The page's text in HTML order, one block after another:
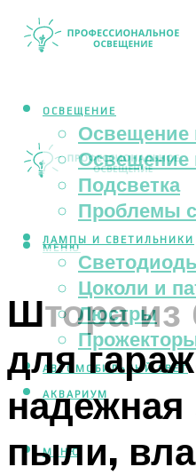
ОСВЕЩЕНИЕ
Освещение
Освещение
Подсветка
Проблемы
ЛАМПЫ И СВЕТИЛЬНИКИ
Цоколи и
Люстры
АВТОМОБИЛЬНЫЙ СВЕТ
АКВАРИУМ
МЕНЮ
МЕНЮ
Штора из
для
надежная
пыли,